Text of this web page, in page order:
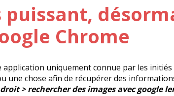
Chrome
application uniquement connue par les
une chose afin de récupérer des
> rechercher des images avec google